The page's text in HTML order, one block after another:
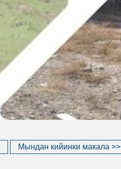
Мындан кийинки макала >>